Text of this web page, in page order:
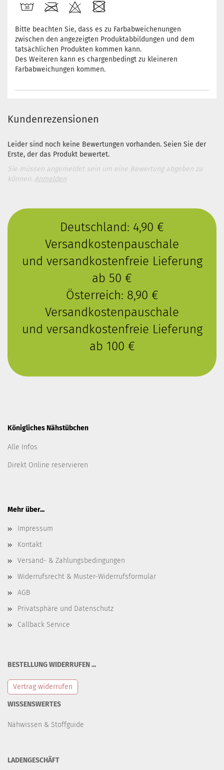
Bitte beachten Sie, dass es zu Farbabweichenungen
zwischen den angezeigten Produktabbildungen und dem
tatsächlichen Produkten kommen kann.
Des Weiteren kann es chargenbedingt zu kleineren
Farbabweichungen kommen.
Kundenrezensionen
Leider sind noch keine Bewertungen vorhanden. Seien Sie der
Erste, der das Produkt bewertet.
Sie müssen angemeldet sein um eine Bewertung abgeben zu
können. Anmelden
Deutschland: 4,90 €
Versandkostenpauschale
und versandkostenfreie Lieferung
ab 50 €
Österreich: 8,90 €
Versandkostenpauschale
und versandkostenfreie Lieferung
ab 100 €
Königliches Nähstübchen
Alle Infos
Direkt Online reservieren
Mehr über...
Impressum
Kontakt
Versand- & Zahlungsbedingungen
Widerrufsrecht & Muster-Widerrufsformular
AGB
Privatsphäre und Datenschutz
Callback Service
BESTELLUNG WIDERRUFEN ...
Vertrag widerrufen
WISSENSWERTES
Nähwissen & Stoffguide
LADENGESCHÄFT